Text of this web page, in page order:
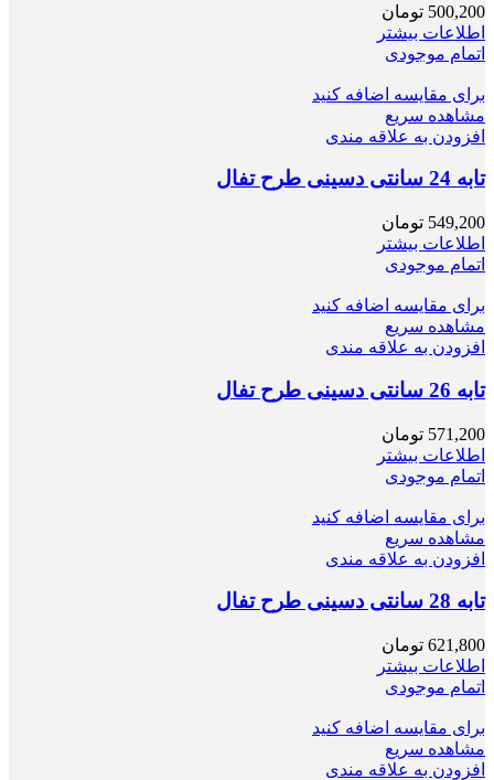
500,200 تومان
اطلاعات بیشتر
اتمام موجودی
برای مقایسه اضافه کنید
مشاهده سریع
افزودن به علاقه مندی
تابه 24 سانتی دسینی طرح تفال
549,200 تومان
اطلاعات بیشتر
اتمام موجودی
برای مقایسه اضافه کنید
مشاهده سریع
افزودن به علاقه مندی
تابه 26 سانتی دسینی طرح تفال
571,200 تومان
اطلاعات بیشتر
اتمام موجودی
برای مقایسه اضافه کنید
مشاهده سریع
افزودن به علاقه مندی
تابه 28 سانتی دسینی طرح تفال
621,800 تومان
اطلاعات بیشتر
اتمام موجودی
برای مقایسه اضافه کنید
مشاهده سریع
افزودن به علاقه مندی